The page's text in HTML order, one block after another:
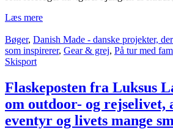
Læs mere
Bøger, Danish Made - danske projekter,
som inspirerer, Gear & grej, På tur med
Skisport
Flaskeposten fra Luksus
om outdoor- og rejselivet,
eventyr og livets mange